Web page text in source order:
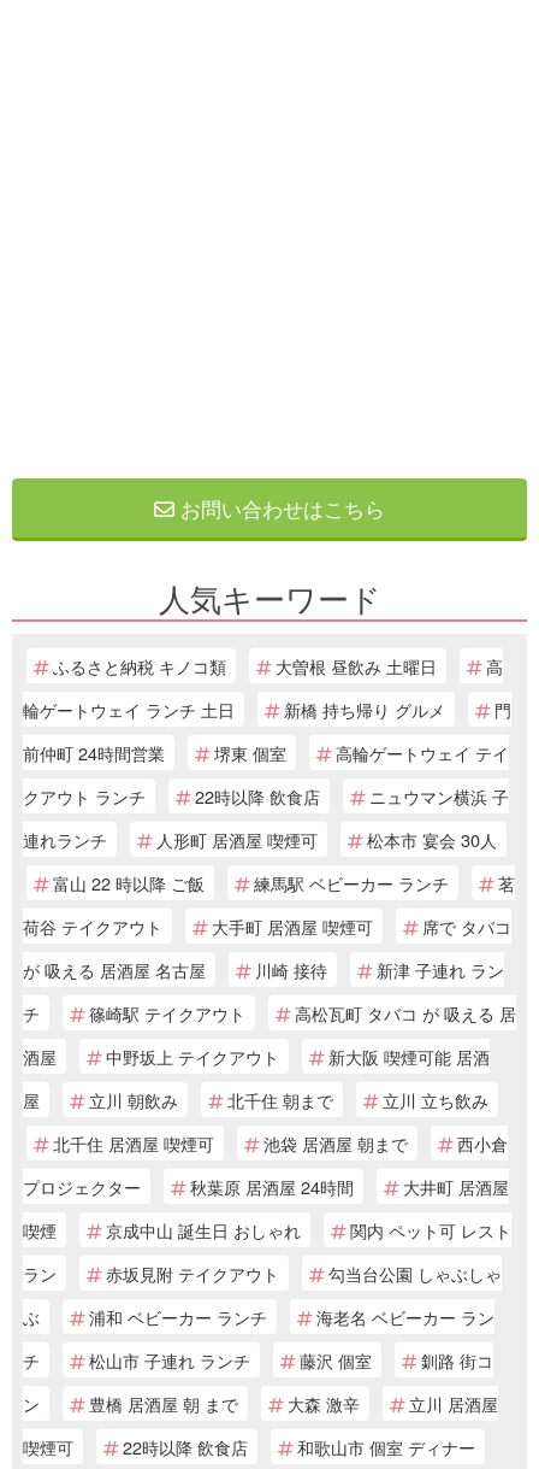
お問い合わせはこちら
人気キーワード
ふるさと納税 キノコ類 大曽根 昼飲み 土曜日
高
輪ゲートウェイ ランチ 土日
新橋 持ち帰り グルメ
門
前仲町 24時間営業
堺東 個室
高輪ゲートウェイ テイ
クアウト ランチ
22時以降 飲食店
ニュウマン横浜 子
連れランチ
人形町 居酒屋 喫煙可
松本市 宴会 30人
富山 22 時以降 ご飯
練馬駅 ベビーカー ランチ
茗
荷谷 テイクアウト
大手町 居酒屋 喫煙可
席で タバコ
が 吸える 居酒屋 名古屋
川崎 接待
新津 子連れ ラン
チ
篠崎駅 テイクアウト
高松瓦町 タバコ が 吸える 居
酒屋
中野坂上 テイクアウト
新大阪 喫煙可能 居酒
屋
立川 朝飲み 北千住 朝まで
立川 立ち飲み
北千住 居酒屋 喫煙可
池袋 居酒屋 朝まで
西小倉
プロジェクター
秋葉原 居酒屋 24時間
大井町 居酒屋
喫煙
京成中山 誕生日 おしゃれ
関内 ペット可 レスト
ラン
赤坂見附 テイクアウト
勾当台公園 しゃぶしゃ
ぶ
浦和 ベビーカー ランチ
海老名 ベビーカー ラン
チ
松山市 子連れ ランチ 藤沢 個室
釧路 街コ
ン
豊橋 居酒屋 朝 まで 大森 激辛
立川 居酒屋
喫煙可
22時以降 飲食店 和歌山市 個室 ディナー